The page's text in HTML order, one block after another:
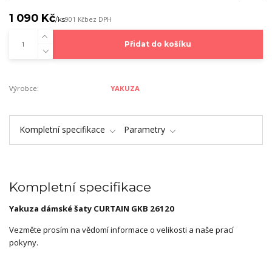
1 090 Kč/ks901 Kčbez DPH
Přidat do košíku
Výrobce: YAKUZA
Kompletní specifikace Parametry
Kompletní specifikace
Yakuza dámské šaty CURTAIN GKB 26120
Vezměte prosím na vědomí informace o velikosti a naše prací
pokyny.